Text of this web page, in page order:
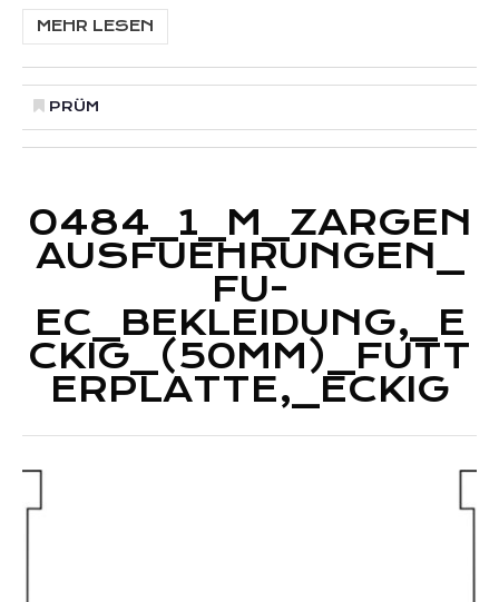
MEHR LESEN
PRÜM
0484_1_M_ZARGEN
AUSFUEHRUNGEN_
FU-
EC_BEKLEIDUNG,_E
CKIG_(50MM)_FUTT
ERPLATTE,_ECKIG